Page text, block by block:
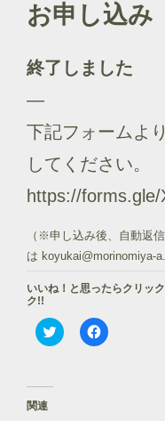
お申し込み
終了しました
—
下記フォームよ
してください。
https://
（※申し込み後、自動返
は koyukai@morinomiya-
いいね！と思ったらクリッ
ク!!
ク
リ
F
a
関連